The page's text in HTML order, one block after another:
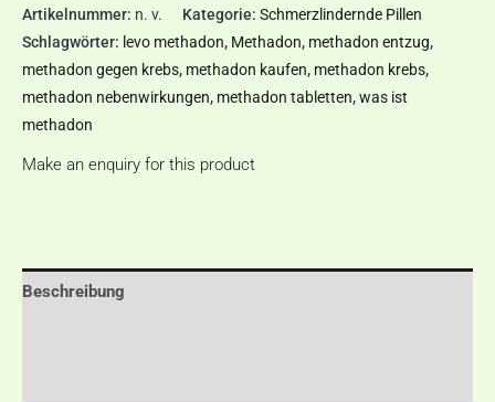
Artikelnummer: n. v. Kategorie: Schmerzlindernde Pillen
Schlagwörter: levo methadon, Methadon, methadon entzug,
methadon gegen krebs, methadon kaufen, methadon krebs,
methadon nebenwirkungen, methadon tabletten,was ist
methadon
Make an enquiry for this product
Beschreibung